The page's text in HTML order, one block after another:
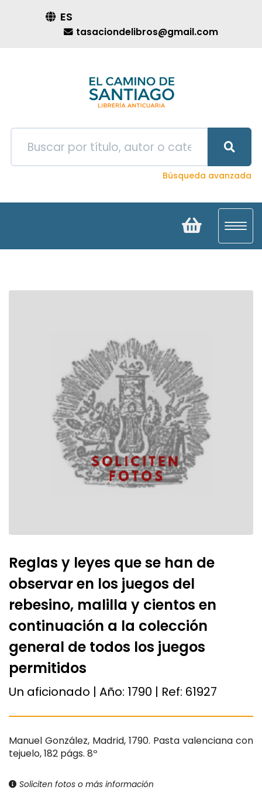
ES
tasaciondelibros@gmail.com
Búsqueda avanzada
Reglas y leyes que se han de
observar en los juegos del
rebesino, malilla y cientos en
continuación a la colección
general de todos los juegos
permitidos
Un aficionado | Año: 1790 | Ref: 61927
Manuel González, Madrid, 1790. Pasta valenciana con
tejuelo, 182 págs. 8º
Soliciten fotos o más información